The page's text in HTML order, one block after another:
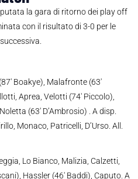
la gara di ritorno dei play off
con il risultato di 3-0 per le
Boakye), Malafronte (63′
Aprea, Velotti (74′ Piccolo),
(63′ D’Ambrosio) . A disp.
Monaco, Patricelli, D’Urso. All.
Lo Bianco, Malizia, Calzetti,
Hassler (46′ Baddi), Caputo. A